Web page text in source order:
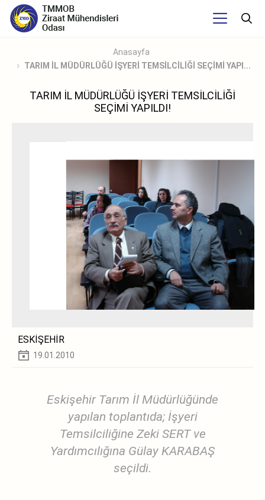
Anasayfa
TARIM İL MÜDÜRLÜĞÜ İŞYERİ TEMSİLCİLİĞİ SEÇİMİ YAPI...
TARIM İL MÜDÜRLÜĞÜ İŞYERİ TEMSİLCİLİĞİ
SEÇİMİ YAPILDI!
ESKİŞEHİR
19.01.2010
Eskişehir Tarım İl Müdürlüğünde
yapılan toplantıda; İşyeri
Temsilciliğine Zeki SERT ve
Yardımcılığına Gülay KARABAŞ
seçildi.